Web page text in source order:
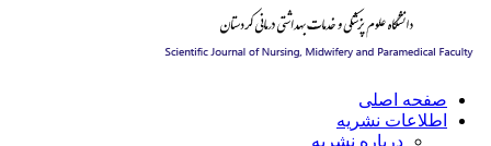
صفحه اصلی
اطلاعات نشریه
درباره نشریه